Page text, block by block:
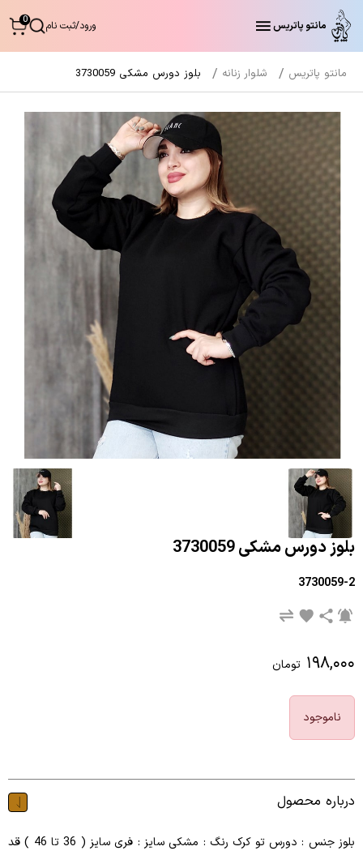
مانتو پاتریس ورود/ثبت نام 0
مانتو پاتریس شلوار زنانه بلوز دورس مشکی 3730059
بلوز دورس مشکی 3730059
3730059-2
۱۹۸,۰۰۰ تومان
ناموجود
درباره محصول
بلوز جنس : دورس تو کرک رنگ : مشکی سایز : فری سایز ( 36 تا 46 ) قد